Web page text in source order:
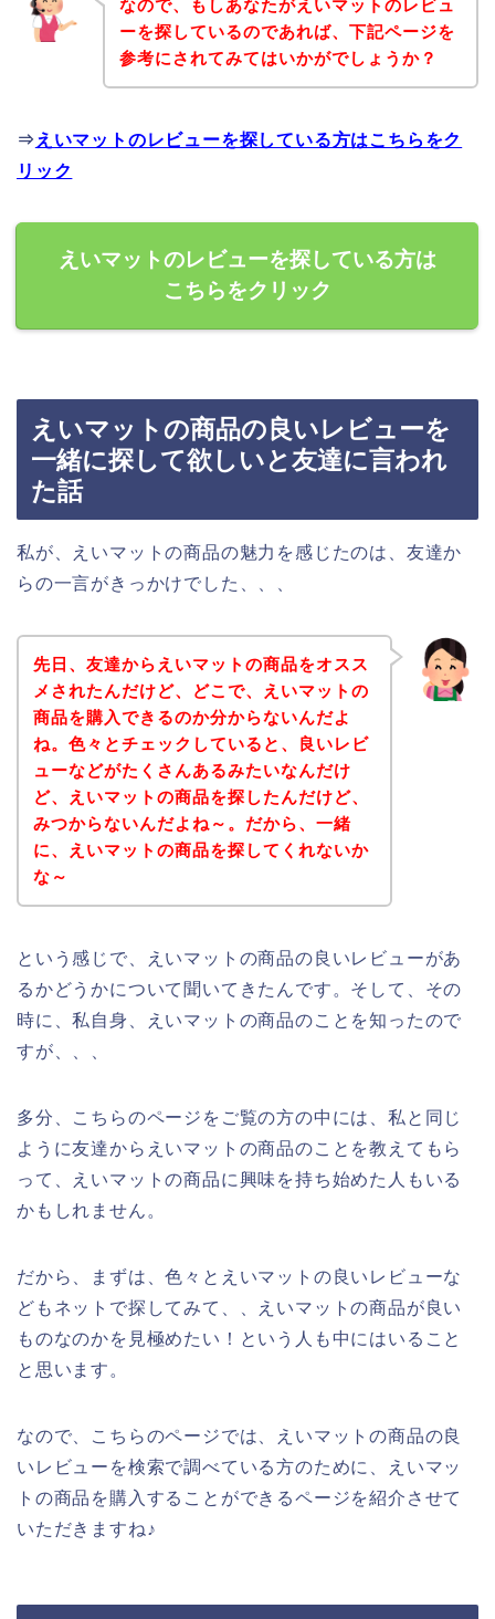
なので、もしあなたがえいマットのレビュ
ーを探しているのであれば、下記ページを
参考にされてみてはいかがでしょうか？
⇒ えいマットのレビューを探している方はこちらをク
リック
えいマットのレビューを探している方は
こちらをクリック
えいマットの商品の良いレビューを
一緒に探して欲しいと友達に言われ
た話
私が、えいマットの商品の魅力を感じたのは、友達か
らの一言がきっかけでした、、、
先日、友達からえいマットの商品をオスス
メされたんだけど、どこで、えいマットの
商品を購入できるのか分からないんだよ
ね。色々とチェックしていると、良いレビ
ューなどがたくさんあるみたいなんだけ
ど、えいマットの商品を探したんだけど、
みつからないんだよね～。だから、一緒
に、えいマットの商品を探してくれないか
な～
という感じで、えいマットの商品の良いレビューがあ
るかどうかについて聞いてきたんです。そして、その
時に、私自身、えいマットの商品のことを知ったので
すが、、、
多分、こちらのページをご覧の方の中には、私と同じ
ように友達からえいマットの商品のことを教えてもら
って、えいマットの商品に興味を持ち始めた人もいる
かもしれません。
だから、まずは、色々とえいマットの良いレビューな
どもネットで探してみて、、えいマットの商品が良い
ものなのかを見極めたい！という人も中にはいること
と思います。
なので、こちらのページでは、えいマットの商品の良
いレビューを検索で調べている方のために、えいマッ
トの商品を購入することができるページを紹介させて
いただきますね♪